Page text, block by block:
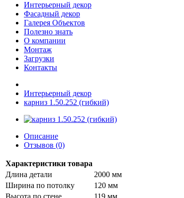
Интерьерный декор
Фасадный декор
Галерея Объектов
Полезно знать
О компании
Монтаж
Загрузки
Контакты
Интерьерный декор
карниз 1.50.252 (гибкий)
Описание
Отзывов (0)
Характеристики товара
Длина детали
2000 мм
Ширина по потолку
120 мм
Высота по стене
119 мм